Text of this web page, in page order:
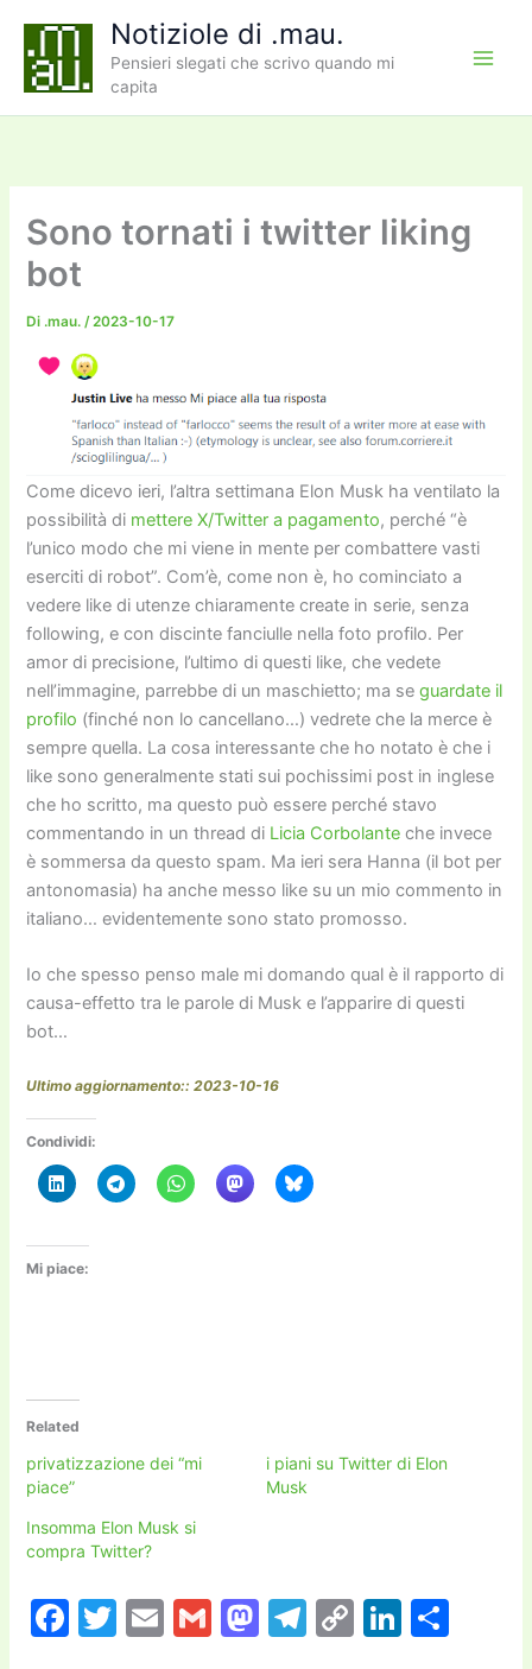
contenuto
Notiziole di .mau.
Pensieri slegati che scrivo quando mi
capita
Sono tornati i twitter liking
bot
Di .mau./2023-10-17
Come dicevo ieri, l’altra settimana Elon Musk ha ventilato la
possibilità di mettere X/Twitter a pagamento, perché “è
l’unico modo che mi viene in mente per combattere vasti
eserciti di robot”. Com’è, come non è, ho cominciato a
vedere like di utenze chiaramente create in serie, senza
following, e con discinte fanciulle nella foto profilo. Per
amor di precisione, l’ultimo di questi like, che vedete
nell’immagine, parrebbe di un maschietto; ma seguardate il
profilo (finché non lo cancellano…) vedrete che la merce è
sempre quella. La cosa interessante che ho notato è che i
like sono generalmente stati sui pochissimi post in inglese
che ho scritto, ma questo può essere perché stavo
commentando in un thread di Licia Corbolante che invece
è sommersa da questo spam. Ma ieri sera Hanna (il bot per
antonomasia) ha anche messo like su un mio commento in
italiano… evidentemente sono stato promosso.
Io che spesso penso male mi domando qual è il rapporto di
causa-effetto tra le parole di Musk e l’apparire di questi
bot…
Ultimo aggiornamento:: 2023-10-16
Condividi:
Mi piace:
Related
privatizzazione dei “mi
piace”
i piani su Twitter di Elon
Musk
Insomma Elon Musk si
compra Twitter?
F
T
E
G
M T
C
Li